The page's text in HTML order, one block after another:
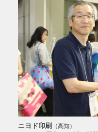
ニヨド印刷 （高知）